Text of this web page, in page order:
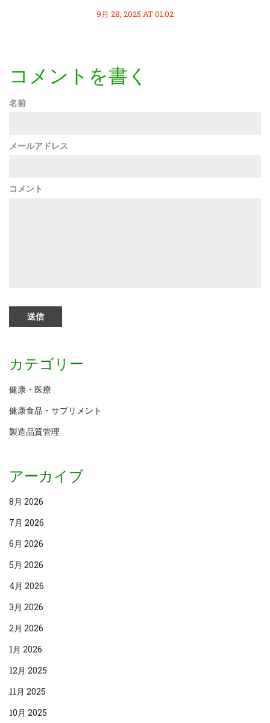
9月 28, 2025 AT 01:02
コメントを書く
名前
メールアドレス
コメント
カテゴリー
健康・医療
健康食品・サプリメント
製造品質管理
アーカイブ
8月 2026
7月 2026
6月 2026
5月 2026
4月 2026
3月 2026
2月 2026
1月 2026
12月 2025
11月 2025
10月 2025